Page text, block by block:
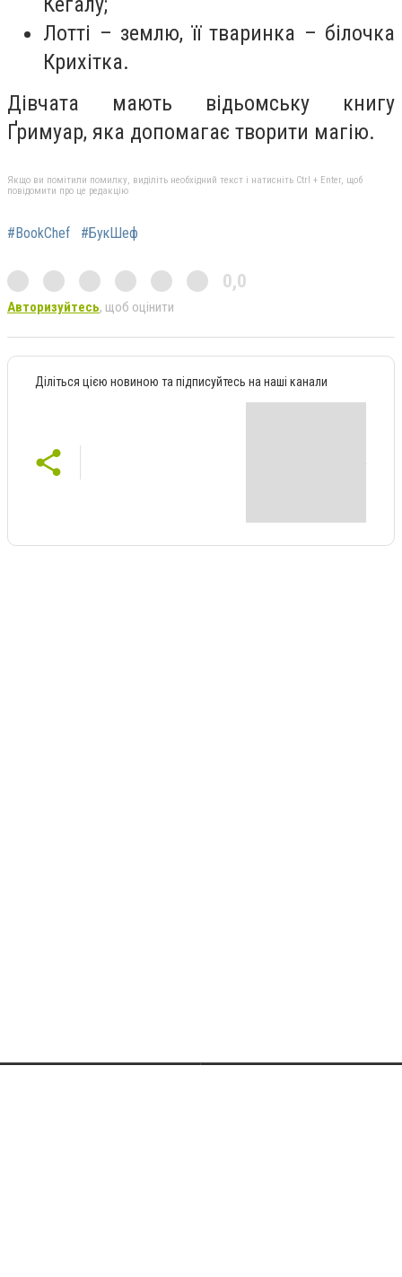
Лотті – землю, її тваринка – білочка
Крихітка.
Дівчата мають відьомську книгу
Ґримуар, яка допомагає творити магію.
Якщо ви помітили помилку, виділіть необхідний текст і натисніть Ctrl + Enter, щоб
повідомити про це редакцію
#BookChef #БукШеф
0,0
Авторизуйтесь, щоб оцінити
Діліться цією новиною та підписуйтесь на наші канали